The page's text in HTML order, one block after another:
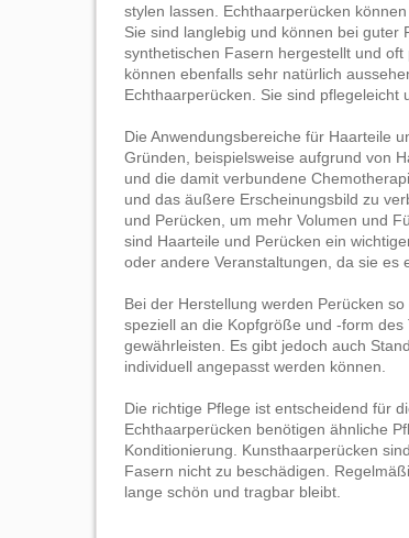
stylen lassen. Echthaarperücken
Sie sind langlebig und können bei
synthetischen Fasern hergestellt und
können ebenfalls sehr natürlich
Echthaarperücken. Sie sind pflegeleicht
Die Anwendungsbereiche für Haarteile
Gründen, beispielsweise aufgrund von
und die damit verbundene
und das äußere Erscheinungsbild zu
und Perücken, um mehr Volumen und
sind Haarteile und Perücken ein
oder andere Veranstaltungen, da sie es
Bei der Herstellung werden Perücken
speziell an die Kopfgröße und -form
gewährleisten. Es gibt jedoch auch
individuell angepasst werden können.
Die richtige Pflege ist entscheidend für
Echthaarperücken benötigen ähnliche
Konditionierung. Kunsthaarperücken
Fasern nicht zu beschädigen.
lange schön und tragbar bleibt.